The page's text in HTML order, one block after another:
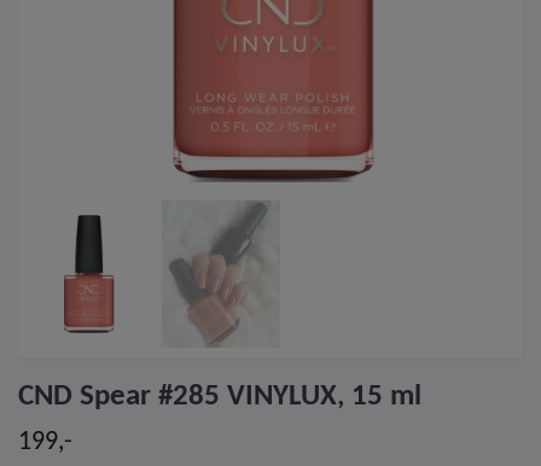
CND Spear #285 VINYLUX, 15 ml
199,-